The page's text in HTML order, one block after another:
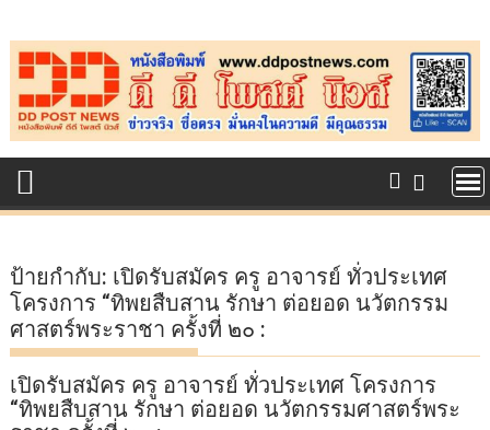
to
content
ป้ายกำกับ: เปิดรับสมัคร ครู อาจารย์ ทั่วประเทศ
โครงการ “ทิพยสืบสาน รักษา ต่อยอด นวัตกรรม
ศาสตร์พระราชา ครั้งที่ ๒๐ :
เปิดรับสมัคร ครู อาจารย์ ทั่วประเทศ โครงการ
“ทิพยสืบสาน รักษา ต่อยอด นวัตกรรมศาสตร์พระ